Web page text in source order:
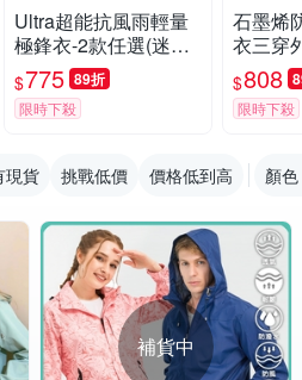
Ultra超能抗風雨輕量
極鋒衣-2款任選(迷彩/
防潑水/防曬/防風/抗U
V)【KD】
$775 89折
限時下殺
石墨烯
衣三穿
FJ-
潑水/多
$808
限時下殺
現貨 挑戰低價 價格低到高 顏色
補貨中